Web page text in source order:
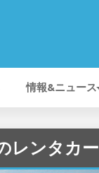
情報&ニュース
レンタカー